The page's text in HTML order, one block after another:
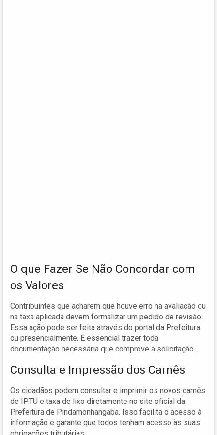
O que Fazer Se Não Concordar com
os Valores
Contribuintes que acharem que houve erro na avaliação ou
na taxa aplicada devem formalizar um pedido de revisão.
Essa ação pode ser feita através do portal da Prefeitura
ou presencialmente. É essencial trazer toda
documentação necessária que comprove a solicitação.
Consulta e Impressão dos Carnês
Os cidadãos podem consultar e imprimir os novos carnês
de IPTU e taxa de lixo diretamente no site oficial da
Prefeitura de Pindamonhangaba. Isso facilita o acesso à
informação e garante que todos tenham acesso às suas
obrigações tributárias.